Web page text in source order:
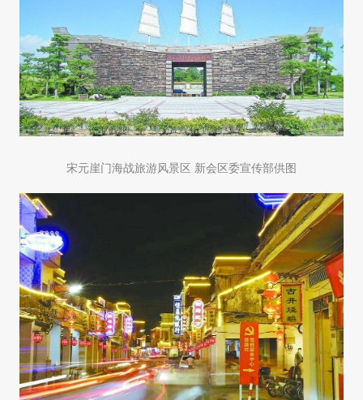
宋元崖门海战旅游风景区 新会区委宣传部供图